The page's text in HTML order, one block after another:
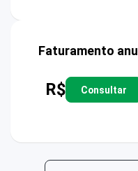
Faturamento
R$ Consultar